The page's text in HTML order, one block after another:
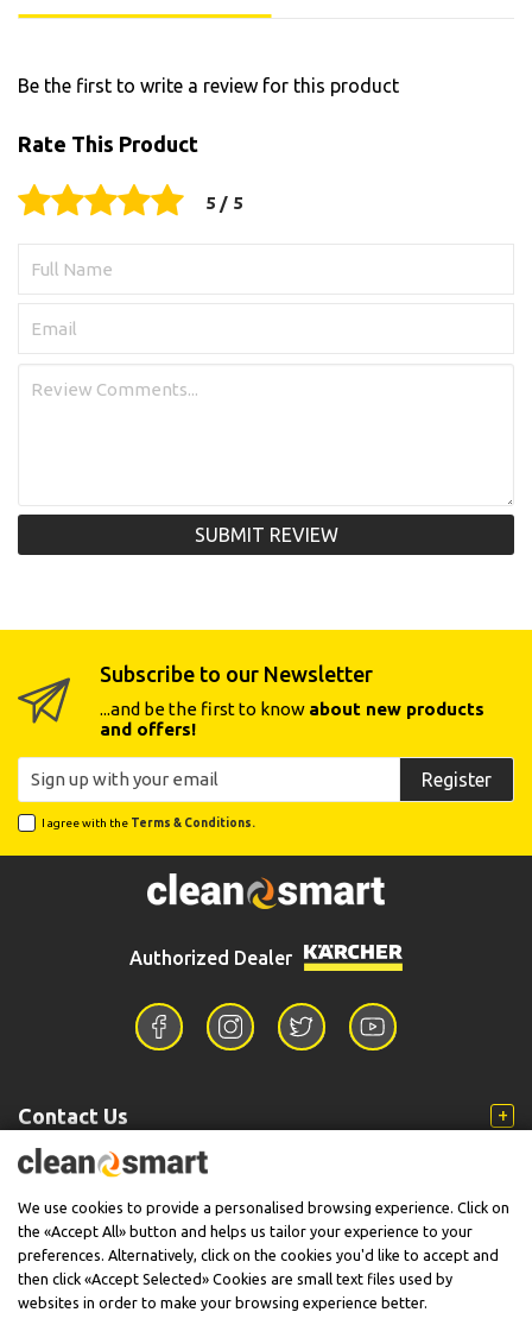
Be the first to write a review for this product
Rate This Product
SUBMIT REVIEW
Subscribe to our Newsletter
...and be the first to know about new products
and offers!
Register
I agree with the Terms & Conditions.
Authorized Dealer
Contact Us
Information
Support
We use cookies to provide a personalised browsing experience. Click on
the «Accept All» button and helps us tailor your experience to your
preferences. Alternatively, click on the cookies you'd like to accept and
then click «Accept Selected» Cookies are small text files used by
websites in order to make your browsing experience better.